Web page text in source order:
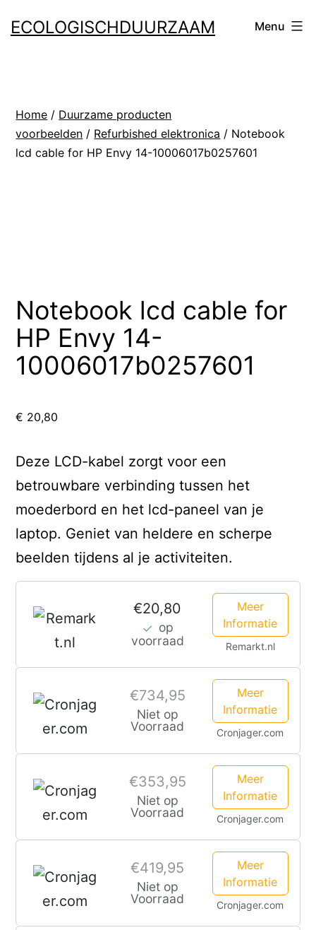
naar
ECOLOGISCHDUURZAAM Menu
Home / Duurzame producten
voorbeelden / Refurbished elektronica / Notebook
lcd cable for HP Envy 14-10006017b0257601
Notebook lcd cable for
HP Envy 14-
10006017b0257601
€ 20,80
Deze LCD-kabel zorgt voor een
betrouwbare verbinding tussen het
moederbord en het lcd-paneel van je
laptop. Geniet van heldere en scherpe
beelden tijdens al je activiteiten.
€20,80
op
voorraad
Meer
Informatie
Remarkt.nl
€734,95
Niet op
Voorraad
Meer
Informatie
Cronjager.com
€353,95
Niet op
Voorraad
Meer
Informatie
Cronjager.com
€419,95
Niet op
Voorraad
Meer
Informatie
Cronjager.com